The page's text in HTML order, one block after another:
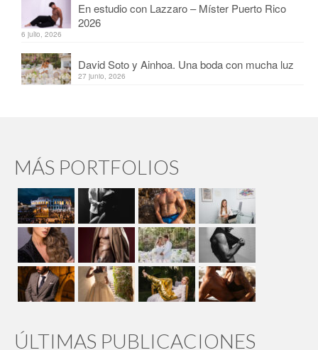
En estudio con Lazzaro – Míster Puerto Rico
2026
6 julio, 2026
David Soto y Ainhoa. Una boda con mucha luz
27 junio, 2026
MÁS PORTFOLIOS
ÚLTIMAS PUBLICACIONES